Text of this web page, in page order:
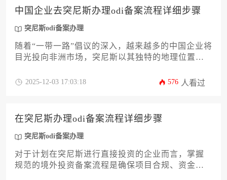
进，为跨境投资决策提供关键时间维度参考。
中国企业去突尼斯办理odi备案流程详细步骤
突尼斯odi备案办理
随着“一带一路”倡议的深入，越来越多的中国企业将
目光投向非洲市场，突尼斯以其独特的地理位置和
——境外投资备案，即odi备案，是关乎项目合规性
备到最终证书获取，提供一份清晰、实用的操作指
南，助力企业高效合规地开启突尼斯投资之旅。
2025-12-03 17:03:18 576 人看过
在突尼斯办理odi备案流程详细步骤
突尼斯odi备案办理
对于计划在突尼斯进行直接投资的企业而言，掌握
规范的境外投资备案流程是确保项目合规、资金顺